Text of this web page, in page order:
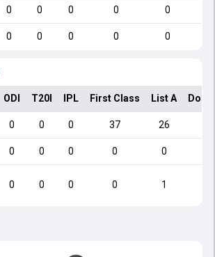
0 0 0 0 0
0 0 0 0 0
ODI T20I IPL First Class List A
0 0 0 37 26
0 0 0 0 0
0 0 0 0 1